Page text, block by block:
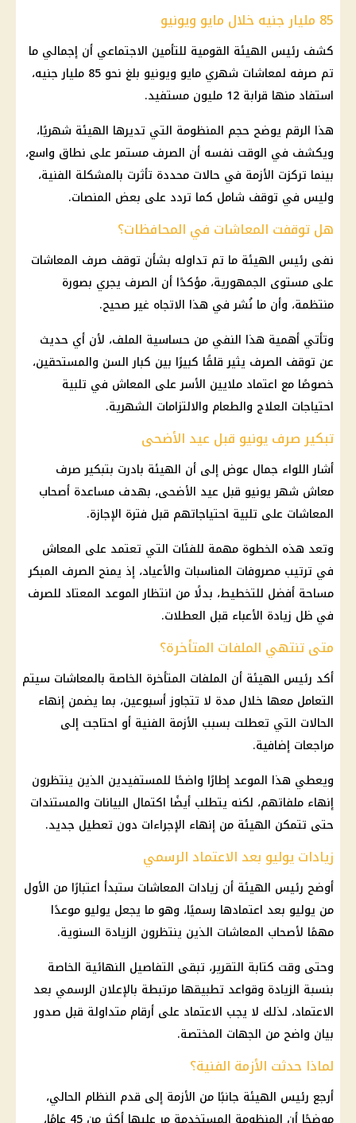
85 مليار جنيه خلال مايو ويونيو
كشف رئيس الهيئة القومية للتأمين الاجتماعي أن إجمالي ما
تم صرفه لمعاشات شهري مايو ويونيو بلغ نحو 85 مليار جنيه،
استفاد منها قرابة 12 مليون مستفيد.
هذا الرقم يوضح حجم المنظومة التي تديرها الهيئة شهريًا،
ويكشف في الوقت نفسه أن الصرف مستمر على نطاق واسع،
بينما تركزت الأزمة في حالات محددة تأثرت بالمشكلة الفنية،
وليس في توقف شامل كما تردد على بعض المنصات.
هل توقفت المعاشات في المحافظات؟
نفى رئيس الهيئة ما تم تداوله بشأن توقف صرف المعاشات
على مستوى الجمهورية، مؤكدًا أن الصرف يجري بصورة
منتظمة، وأن ما نُشر في هذا الاتجاه غير صحيح.
وتأتي أهمية هذا النفي من حساسية الملف، لأن أي حديث
عن توقف الصرف يثير قلقًا كبيرًا بين كبار السن والمستحقين،
خصوصًا مع اعتماد ملايين الأسر على المعاش في تلبية
احتياجات العلاج والطعام والالتزامات الشهرية.
تبكير صرف يونيو قبل عيد الأضحى
أشار اللواء جمال عوض إلى أن الهيئة بادرت بتبكيرصرف
معاش شهر يونيو قبل عيد الأضحى، بهدف مساعدة أصحاب
المعاشات على تلبية احتياجاتهم قبل فترة الإجازة.
وتعد هذه الخطوة مهمة للفئات التي تعتمد على المعاش
في ترتيب مصروفات المناسبات والأعياد، إذ يمنح الصرف المبكر
مساحة أفضل للتخطيط، بدلًا من انتظار الموعد المعتاد للصرف
في ظل زيادة الأعباء قبل العطلات.
متى تنتهي الملفات المتأخرة؟
أكد رئيس الهيئة أن الملفات المتأخرة الخاصة بالمعاشات سيتم
التعامل معها خلال مدة لا تتجاوز أسبوعين، بما يضمن إنهاء
الحالات التي تعطلت بسبب الأزمة الفنية أو احتاجت إلى
مراجعات إضافية.
ويعطي هذا الموعد إطارًا واضحًا للمستفيدين الذين ينتظرون
إنهاء ملفاتهم، لكنه يتطلب أيضًا اكتمال البيانات والمستندات
حتى تتمكن الهيئة من إنهاء الإجراءات دون تعطيل جديد.
زيادات يوليو بعد الاعتماد الرسمي
أوضح رئيس الهيئة أن زيادات المعاشات ستبدأ اعتبارًا من الأول
من يوليو بعد اعتمادها رسميًا، وهو ما يجعل يوليو موعدًا
مهمًا لأصحاب المعاشات الذين ينتظرون الزيادة السنوية.
وحتى وقت كتابة التقرير، تبقى التفاصيل النهائية الخاصة
بنسبة الزيادة وقواعد تطبيقها مرتبطة بالإعلان الرسمي بعد
الاعتماد، لذلك لا يجب الاعتماد على أرقام متداولة قبل صدور
بيان واضح من الجهات المختصة.
لماذا حدثت الأزمة الفنية؟
أرجع رئيس الهيئة جانبًا من الأزمة إلى قدم النظام الحالي،